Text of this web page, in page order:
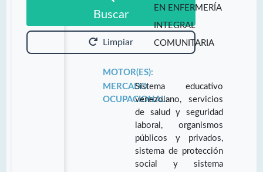
Buscar
Limpiar
EN ENFERMERÍA
INTEGRAL
COMUNITARIA
MOTOR(ES):
MERCADO
OCUPACIONAL:
Sistema educativo
venezolano, servicios
de salud y seguridad
laboral, organismos
públicos y privados,
sistema de protección
social y sistema